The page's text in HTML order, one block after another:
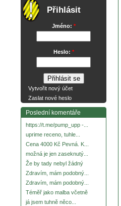
Přihlásit
Jméno: *
Heslo: *
Vytvořit nový účet
Zaslat nové heslo
Poslední komentáře
https://t.me/pump_upp -...
uprime receno, tuhle...
Cena 4000 Kč Pevná. K...
možná je jen zaseknutý...
Že by tady nebyl žádný
Zdravím, mám podobný...
Zdravím, mám podobný...
Téměř jako malba včetně
já jsem tuhně něco...